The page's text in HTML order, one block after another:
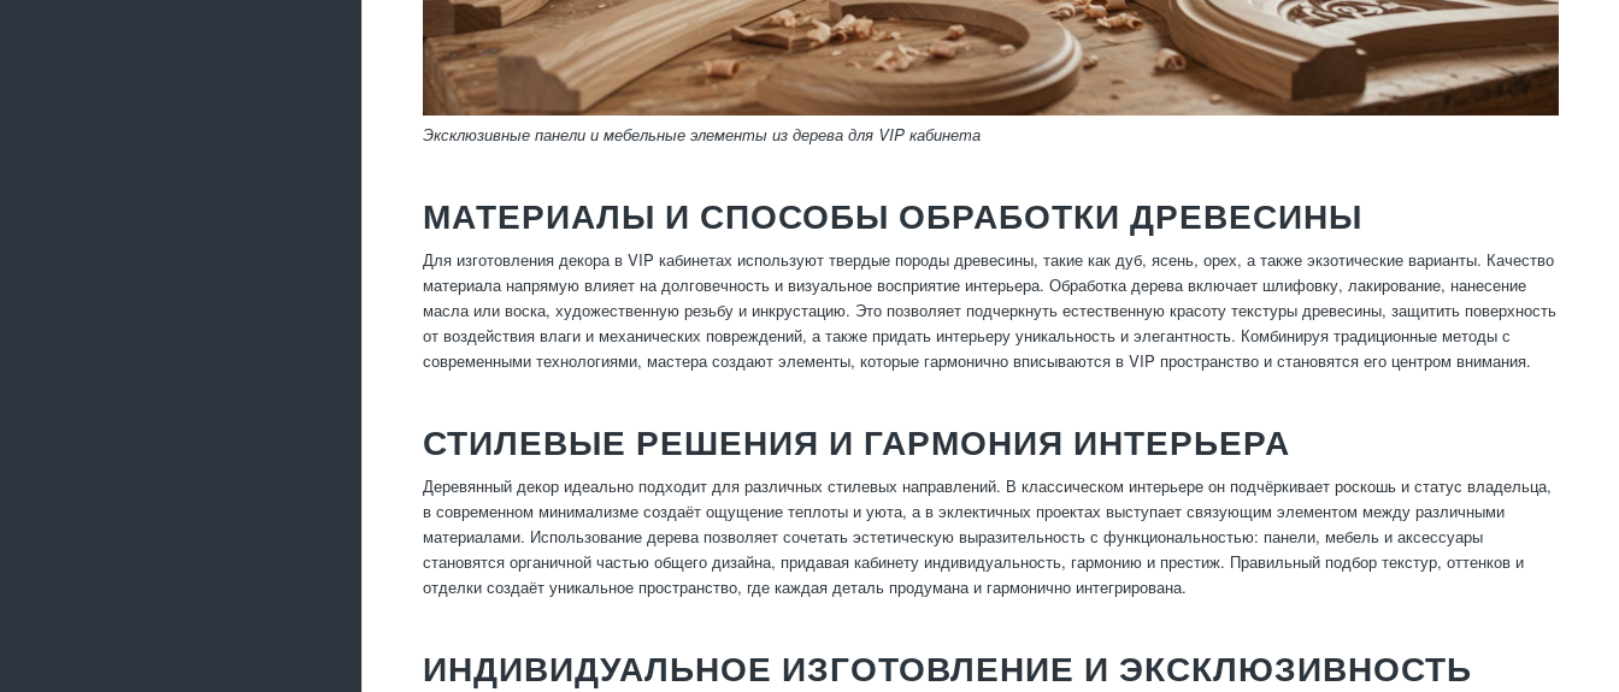
Эксклюзивные панели и мебельные элементы из дерева для VIP кабинета
МАТЕРИАЛЫ И СПОСОБЫ ОБРАБОТКИ ДРЕВЕСИНЫ
Для изготовления декора в VIP кабинетах используют твердые породы древесины, такие как дуб, ясень, орех, а также экзотические варианты. Качество
материала напрямую влияет на долговечность и визуальное восприятие интерьера. Обработка дерева включает шлифовку, лакирование, нанесение
масла или воска, художественную резьбу и инкрустацию. Это позволяет подчеркнуть естественную красоту текстуры древесины, защитить поверхность
от воздействия влаги и механических повреждений, а также придать интерьеру уникальность и элегантность. Комбинируя традиционные методы с
современными технологиями, мастера создают элементы, которые гармонично вписываются в VIP пространство и становятся его центром внимания.
СТИЛЕВЫЕ РЕШЕНИЯ И ГАРМОНИЯ ИНТЕРЬЕРА
Деревянный декор идеально подходит для различных стилевых направлений. В классическом интерьере он подчёркивает роскошь и статус владельца,
в современном минимализме создаёт ощущение теплоты и уюта, а в эклектичных проектах выступает связующим элементом между различными
материалами. Использование дерева позволяет сочетать эстетическую выразительность с функциональностью: панели, мебель и аксессуары
становятся органичной частью общего дизайна, придавая кабинету индивидуальность, гармонию и престиж. Правильный подбор текстур, оттенков и
отделки создаёт уникальное пространство, где каждая деталь продумана и гармонично интегрирована.
ИНДИВИДУАЛЬНОЕ ИЗГОТОВЛЕНИЕ И ЭКСКЛЮЗИВНОСТЬ